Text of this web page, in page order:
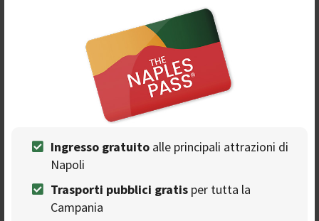
Ingresso gratuito alle principali attrazioni di
Napoli
Trasporti pubblici gratis per tutta la
Campania